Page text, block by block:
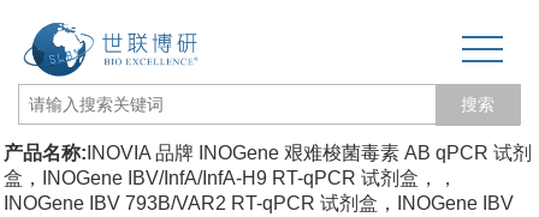
搜索
网站首页
产品名称: INOVIA 品牌 INOGene 艰难梭菌毒素 AB qPCR 试剂
盒，INOGene IBV/InfA/InfA-H9 RT-qPCR 试剂盒，，
INOGene IBV 793B/VAR2 RT-qPCR 试剂盒，INOGene IBV